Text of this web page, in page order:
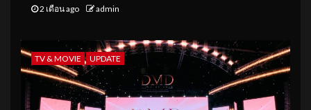
2 เดือน ago admin
TV & MOVIE UPDATE